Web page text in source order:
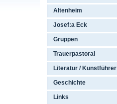
Altenheim
Josef:a Eck
Gruppen
Trauerpastoral
Literatur / Kunstführer
Geschichte
Links